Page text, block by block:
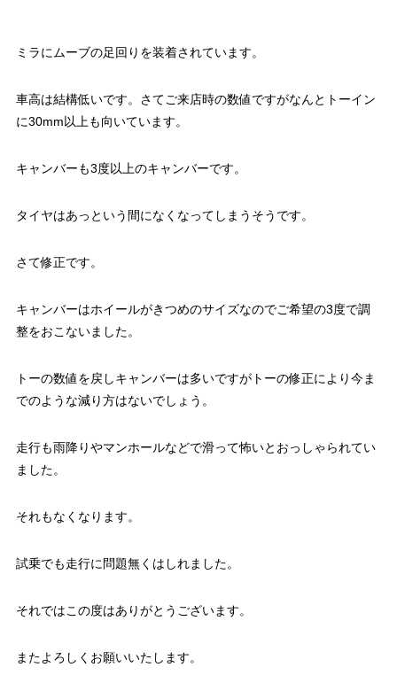
ミラにムーブの足回りを装着されています。
車高は結構低いです。さてご来店時の数値ですがなんとトーイン
に30mm以上も向いています。
キャンバーも3度以上のキャンバーです。
タイヤはあっという間になくなってしまうそうです。
さて修正です。
キャンバーはホイールがきつめのサイズなのでご希望の3度で調
整をおこないました。
トーの数値を戻しキャンバーは多いですがトーの修正により今ま
でのような減り方はないでしょう。
走行も雨降りやマンホールなどで滑って怖いとおっしゃられてい
ました。
それもなくなります。
試乗でも走行に問題無くはしれました。
それではこの度はありがとうございます。
またよろしくお願いいたします。